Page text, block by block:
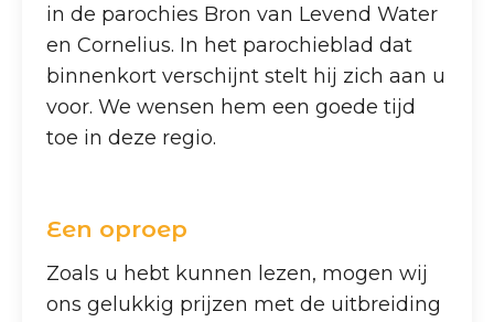
in de parochies Bron van Levend Water
en Cornelius. In het parochieblad dat
binnenkort verschijnt stelt hij zich aan u
voor. We wensen hem een goede tijd
toe in deze regio.
Een oproep
Zoals u hebt kunnen lezen, mogen wij
ons gelukkig prijzen met de uitbreiding